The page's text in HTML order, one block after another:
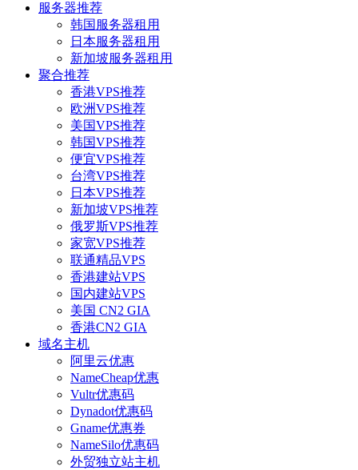
服务器推荐
韩国服务器租用
日本服务器租用
新加坡服务器租用
聚合推荐
香港VPS推荐
欧洲VPS推荐
美国VPS推荐
韩国VPS推荐
便宜VPS推荐
台湾VPS推荐
日本VPS推荐
新加坡VPS推荐
俄罗斯VPS推荐
家宽VPS推荐
联通精品VPS
香港建站VPS
国内建站VPS
美国 CN2 GIA
香港CN2 GIA
域名主机
阿里云优惠
NameCheap优惠
Vultr优惠码
Dynadot优惠码
Gname优惠券
NameSilo优惠码
外贸独立站主机